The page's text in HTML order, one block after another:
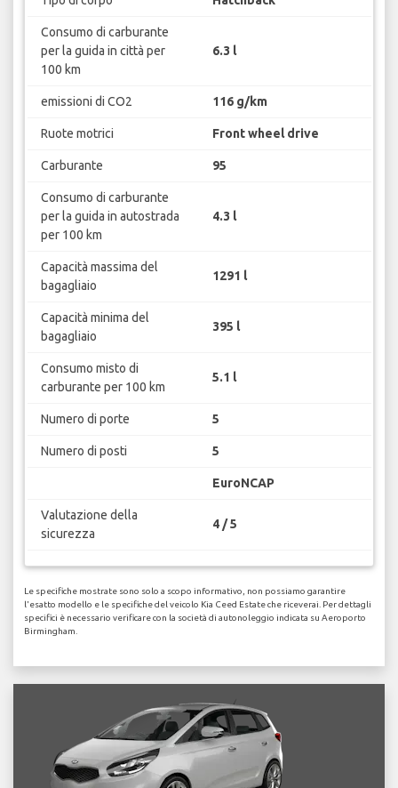
Consumo di carburante
per la guida in città per
100 km
6.3 l
emissioni di CO2 116 g/km
Ruote motrici Front wheel drive
Carburante 95
Consumo di carburante
per la guida in autostrada
per 100 km
4.3 l
Capacità massima del
bagagliaio
1291 l
Capacità minima del
bagagliaio
395 l
Consumo misto di
carburante per 100 km
5.1 l
Numero di porte 5
Numero di posti 5
EuroNCAP
Valutazione della
sicurezza
4 / 5
Le specifiche mostrate sono solo a scopo informativo, non possiamo garantire
l'esatto modello e le specifiche del veicolo Kia Ceed Estate che riceverai. Per dettagli
specifici è necessario verificare con la società di autonoleggio indicata su Aeroporto
Birmingham.